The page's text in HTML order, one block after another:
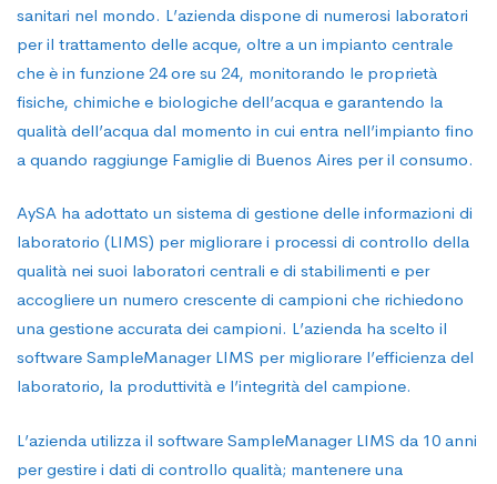
dell’acqua
in
Argentina
sanitari nel mondo. L’azienda dispone di numerosi laboratori
per il trattamento delle acque, oltre a un impianto centrale
che è in funzione 24 ore su 24, monitorando le proprietà
fisiche, chimiche e biologiche dell’acqua e garantendo la
qualità dell’acqua dal momento in cui entra nell’impianto fino
a quando raggiunge Famiglie di Buenos Aires per il consumo.
AySA ha adottato un sistema di gestione delle informazioni di
laboratorio (LIMS) per migliorare i processi di controllo della
qualità nei suoi laboratori centrali e di stabilimenti e per
accogliere un numero crescente di campioni che richiedono
una gestione accurata dei campioni. L’azienda ha scelto il
software SampleManager LIMS per migliorare l’efficienza del
laboratorio, la produttività e l’integrità del campione.
L’azienda utilizza il software SampleManager LIMS da 10 anni
per gestire i dati di controllo qualità; mantenere una